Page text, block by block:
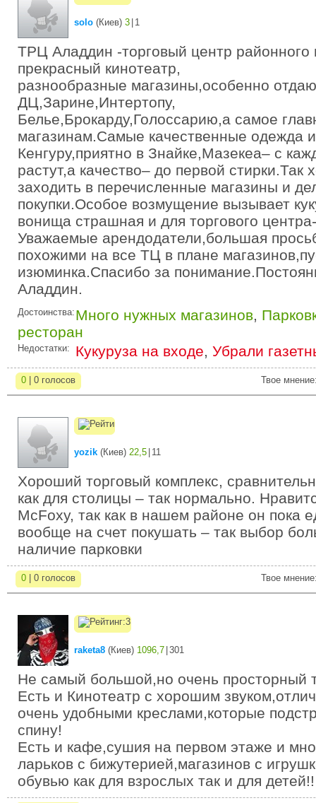
solo (Киев) 3 1
ТРЦ Аладдин -торговый центр
прекрасный кинотеатр,
разнообразные магазины,особенно
ДЦ,Зарине,Интертопу,
Белье,Брокарду,Голоссарию,а самое
магазинам.Самые качественные одежда
Кенгуру,приятно в Знайке,Мазекеа– с
растут,а качество– до первой стирки.Так
заходить в перечисленные магазины и
покупки.Особое возмущение вызывает
вонища страшная и для торгового
Уважаемые арендодатели,большая
похожими на все ТЦ в плане
изюминка.Спасибо за
Аладдин.
Достоинства: Много нужных магазинов,
ресторан
Недостатки: Кукуруза на входе, Убрали
0 | 0 голосов Твое
yozik (Киев) 22,5 11
Хороший торговый комплекс,
как для столицы – так нормально.
McFoxy, так как в нашем районе он пока
вообще на счет покушать – так выбор
наличие парковки
0 | 0 голосов Твое
raketa8 (Киев) 1096,7 301
Не самый большой,но очень просторный
Есть и Кинотеатр с хорошим
очень удобными креслами,которые
спину!
Есть и кафе,сушия на первом этаже и
ларьков с бижутерией,магазинов с
обувью как для взрослых так и для детей!!